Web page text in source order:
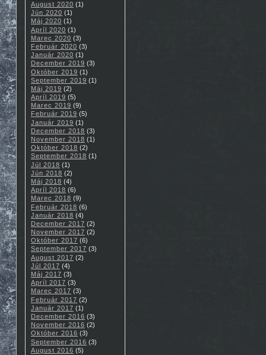
August 2020 (1)
Jún 2020 (1)
Máj 2020 (1)
Apríl 2020 (1)
Marec 2020 (3)
Február 2020 (3)
Január 2020 (1)
December 2019 (3)
Október 2019 (1)
September 2019 (1)
Máj 2019 (2)
Apríl 2019 (5)
Marec 2019 (9)
Február 2019 (5)
Január 2019 (1)
December 2018 (3)
November 2018 (1)
Október 2018 (2)
September 2018 (1)
Júl 2018 (1)
Jún 2018 (2)
Máj 2018 (4)
Apríl 2018 (6)
Marec 2018 (9)
Február 2018 (6)
Január 2018 (4)
December 2017 (2)
November 2017 (2)
Október 2017 (6)
September 2017 (3)
August 2017 (2)
Júl 2017 (4)
Máj 2017 (3)
Apríl 2017 (3)
Marec 2017 (3)
Február 2017 (2)
Január 2017 (1)
December 2016 (3)
November 2016 (2)
Október 2016 (3)
September 2016 (3)
August 2016 (5)